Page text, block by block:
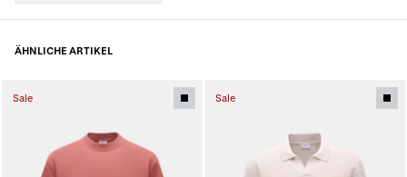
ÄHNLICHE ARTIKEL
Sale Sale